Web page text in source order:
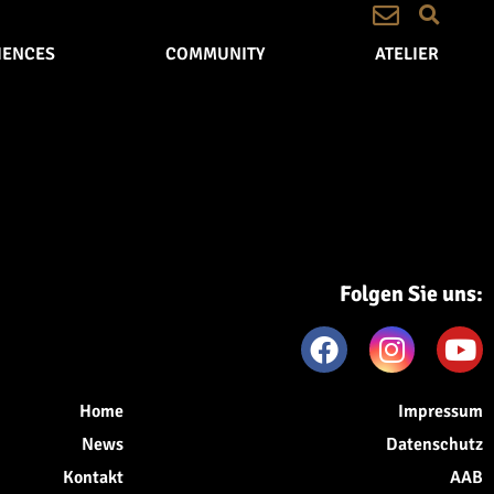
COMMUNITY ATELIER
Folgen Sie uns:
Home
News
Kontakt
Impressum
Datenschutz
AAB